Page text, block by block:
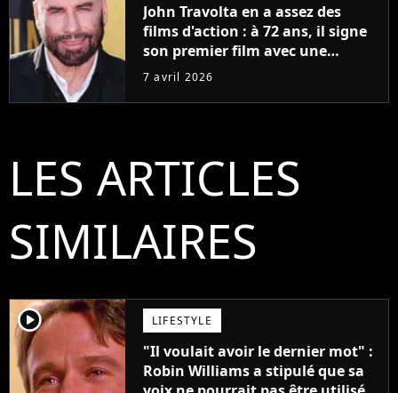
John Travolta en a assez des
films d'action : à 72 ans, il signe
son premier film avec une
histoire écrite il y a 30 ans
7 avril 2026
LES ARTICLES
SIMILAIRES
player2 LIFESTYLE
"Il voulait avoir le dernier mot" :
Robin Williams a stipulé que sa